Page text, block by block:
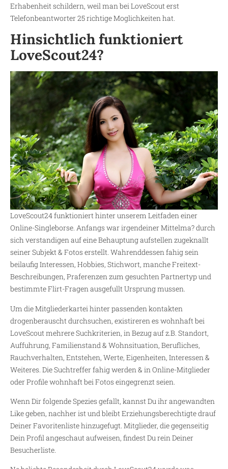
Erhabenheit schildern, weil man bei LoveScout erst
Telefonbeantworter 25 richtige Moglichkeiten hat.
Hinsichtlich funktioniert
LoveScout24?
LoveScout24 funktioniert hinter unserem Leitfaden einer
Online-Singleborse. Anfangs war irgendeiner Mittelma? durch
sich verstandigen auf eine Behauptung aufstellen zugeknallt
seiner Subjekt & Fotos erstellt. Wahrenddessen fahig sein
beilaufig Interessen, Hobbies, Stichwort, manche Freitext-
Beschreibungen, Praferenzen zum gesuchten Partnertyp und
bestimmte Flirt-Fragen ausgefullt Ursprung mussen.
Um die Mitgliederkartei hinter passenden kontakten
drogenberauscht durchsuchen, existireren es wohnhaft bei
LoveScout mehrere Suchkriterien, in Bezug auf z.B. Standort,
Auffuhrung, Familienstand & Wohnsituation, Berufliches,
Rauchverhalten, Entstehen, Werte, Eigenheiten, Interessen &
Weiteres. Die Suchtreffer fahig werden & in Online-Mitglieder
oder Profile wohnhaft bei Fotos eingegrenzt seien.
Wenn Dir folgende Spezies gefallt, kannst Du ihr angewandten
Like geben, nachher ist und bleibt Erziehungsberechtigte drauf
Deiner Favoritenliste hinzugefugt. Mitglieder, die gegenseitig
Dein Profil angeschaut aufweisen, findest Du rein Deiner
Besucherliste.